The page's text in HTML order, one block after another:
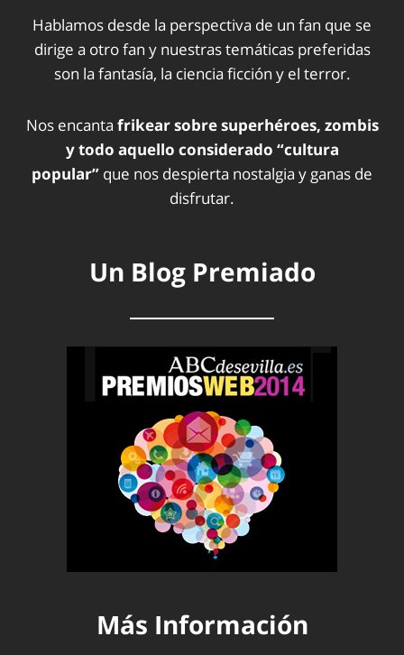
Hablamos desde la perspectiva de un fan que se
dirige a otro fan y nuestras temáticas preferidas
son la fantasía, la ciencia ficción y el terror.
Nos encanta frikear sobre superhéroes, zombis
y todo aquello considerado “cultura
popular” que nos despierta nostalgia y ganas de
disfrutar.
Un Blog Premiado
Más Información